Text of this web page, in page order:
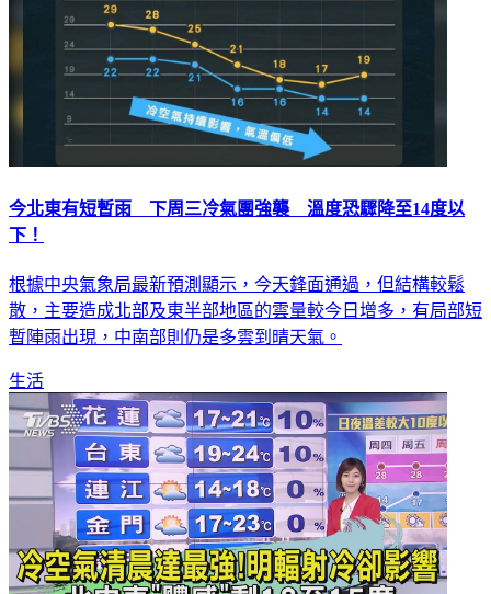
今北東有短暫雨 下周三冷氣團強襲 溫度恐驟降至14度以
下！
根據中央氣象局最新預測顯示，今天鋒面通過，但結構較鬆
散，主要造成北部及東半部地區的雲量較今日增多，有局部短
暫陣雨出現，中南部則仍是多雲到晴天氣。
生活